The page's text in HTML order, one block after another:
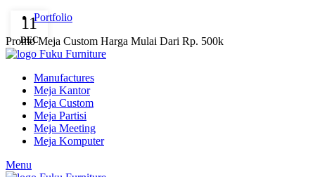
Portfolio
Promo Meja Custom Harga Mulai Dari Rp. 500k
Manufactures
Meja Kantor
Meja Custom
Meja Partisi
Meja Meeting
Meja Komputer
Menu
11
DEC